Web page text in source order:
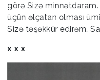
görə Sizə minnətdaram.
üçün əlçatan olması
Sizə təşəkkür edirəm.
x x x